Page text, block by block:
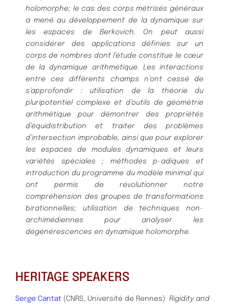
holomorphe; le cas des corps métrisés généraux
a mené au développement de la dynamique sur
les espaces de Berkovich. On peut aussi
considérer des applications définies sur un
corps de nombres dont l’étude constitue le cœur
de la dynamique arithmétique. Les interactions
entre ces différents champs n’ont cessé de
s’approfondir : utilisation de la théorie du
pluripotentiel complexe et d’outils de géométrie
arithmétique pour démontrer des propriétés
d’équidistribution et traiter des problèmes
d’intersection improbable, ainsi que pour explorer
les espaces de modules dynamiques et leurs
variétés spéciales ; méthodes p-adiques et
introduction du programme du modèle minimal qui
ont permis de révolutionner notre
compréhension des groupes de transformations
birationnelles; utilisation de techniques non-
archimédiennes pour analyser les
dégénérescences en dynamique holomorphe.
HERITAGE SPEAKERS
Serge Cantat (CNRS, Université de Rennes) Rigidity and